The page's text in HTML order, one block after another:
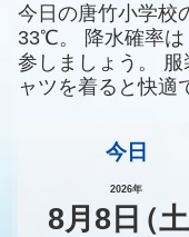
今日の唐竹小学校
33℃。
降水確率は
参しましょう。
服
ャツを着ると快適
今日
2026年
8月8 日（土